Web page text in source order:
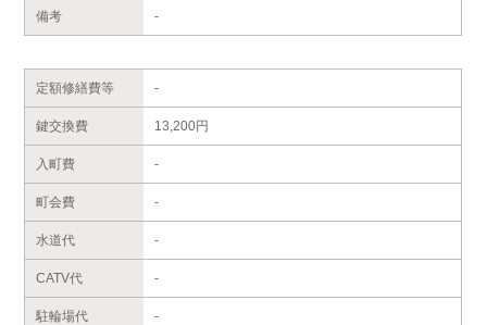
備考 -
定額修繕費等 -
鍵交換費 13,200円
入町費 -
町会費 -
水道代 -
CATV代 -
駐輪場代 -